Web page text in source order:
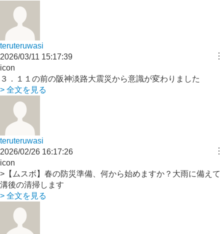
teruteruwasi
︙
2026/03/11 15:17:39
icon
３．１１の前の阪神淡路大震災から意識が変わりました
> 全文を見る
teruteruwasi
︙
2026/02/26 16:17:26
icon
>【ムスボ】春の防災準備、何から始めますか？大雨に備えて
溝後の清掃します
> 全文を見る